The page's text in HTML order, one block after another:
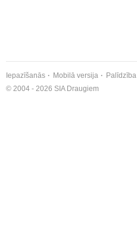
Iepazīšanās Mobilā versija Palīdzība
© 2004 - 2026 SIA Draugiem